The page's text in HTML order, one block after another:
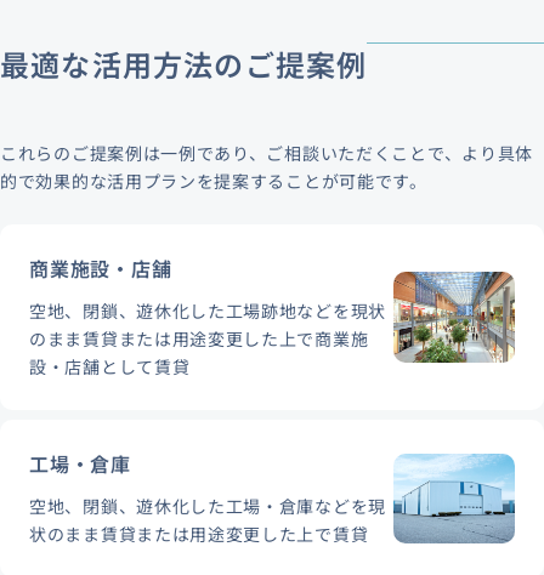
最適な活用方法のご提案例
これらのご提案例は一例であり、ご相談いただくことで、より具体
的で効果的な活用プランを提案することが可能です。
商業施設・店舗
空地、閉鎖、遊休化した工場跡地などを現状
のまま賃貸または用途変更した上で商業施
設・店舗として賃貸
工場・倉庫
空地、閉鎖、遊休化した工場・倉庫などを現
状のまま賃貸または用途変更した上で賃貸